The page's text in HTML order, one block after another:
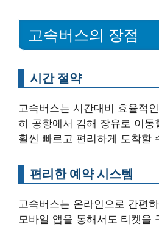
고속버스의 장점
시간 절약
고속버스는 시간대비 효율적
히 공항에서 김해 장유로 이동
훨씬 빠르고 편리하게 도착할
편리한 예약 시스템
고속버스는 온라인으로 간편
모바일 앱을 통해서도 티켓을